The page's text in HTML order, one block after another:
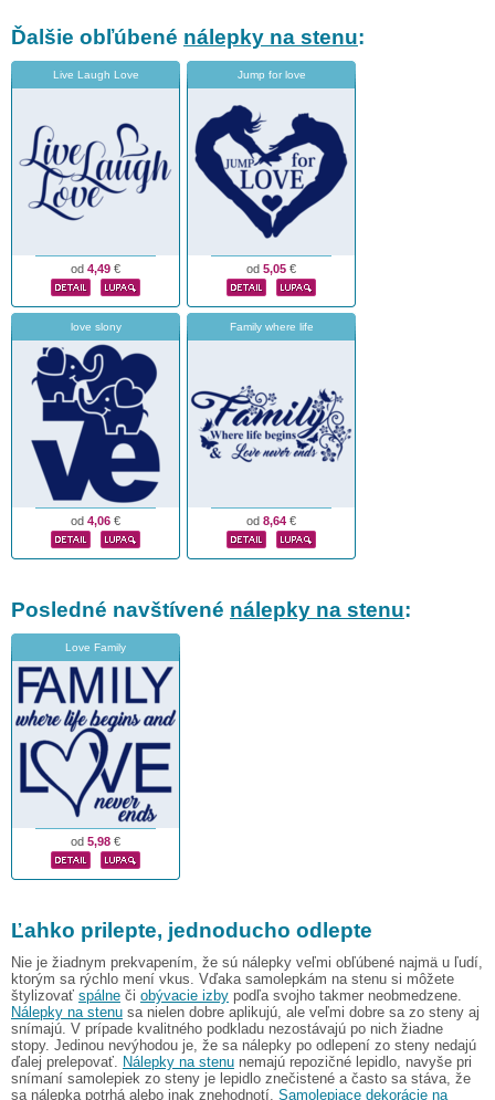
Ďalšie obľúbené nálepky na stenu:
Live Laugh Love
od 4,49 €
Jump for love
od 5,05 €
love slony
od 4,06 €
Family where life
od 8,64 €
Posledné navštívené nálepky na stenu:
Love Family
od 5,98 €
Ľahko prilepte, jednoducho odlepte
Nie je žiadnym prekvapením, že sú nálepky veľmi obľúbené najmä u ľudí,
ktorým sa rýchlo mení vkus. Vďaka samolepkám na stenu si môžete
štylizovať spálne či obývacie izby podľa svojho takmer neobmedzene.
Nálepky na stenu sa nielen dobre aplikujú, ale veľmi dobre sa zo steny aj
snímajú. V prípade kvalitného podkladu nezostávajú po nich žiadne
stopy. Jedinou nevýhodou je, že sa nálepky po odlepení zo steny nedajú
ďalej prelepovať. Nálepky na stenu nemajú repozičné lepidlo, navyše pri
snímaní samolepiek zo steny je lepidlo znečistené a často sa stáva, že
sa nálepka potrhá alebo inak znehodnotí. Samolepiace dekorácie na